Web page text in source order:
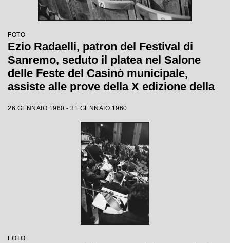
FOTO
Ezio Radaelli, patron del Festival di
Sanremo, seduto il platea nel Salone
delle Feste del Casinò municipale,
assiste alle prove della X edizione della
26 GENNAIO 1960 - 31 GENNAIO 1960
FOTO